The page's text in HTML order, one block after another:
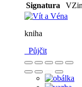
Signatura
kniha
Půjčit